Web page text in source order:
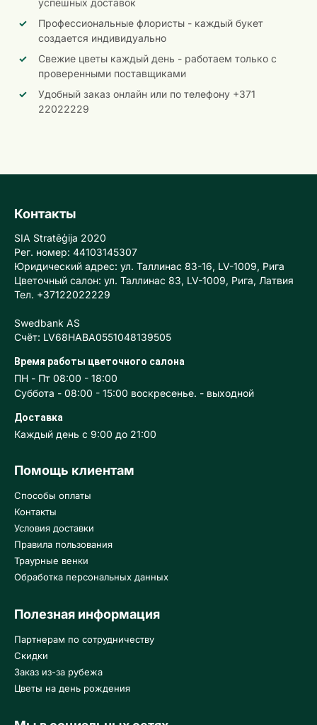
успешных доставок
Профессиональные флористы - каждый букет
создается индивидуально
Свежие цветы каждый день - работаем только с
проверенными поставщиками
Удобный заказ онлайн или по телефону +371
22022229
Контакты
SIA Stratēģija 2020
Рег. номер: 44103145307
Юридический адрес: ул. Таллинас 83-16, LV-1009, Рига
Цветочный салон: ул. Таллинас 83, LV-1009, Рига, Латвия
Тел. +37122022229
Swedbank AS
Счёт: LV68HABA0551048139505
Время работы цветочного салона
ПН - Пт 08:00 - 18:00
Суббота - 08:00 - 15:00 воскресенье. - выходной
Доставка
Каждый день с 9:00 до 21:00
Помощь клиентам
Способы оплаты
Контакты
Условия доставки
Правила пользования
Траурные венки
Обработка персональных данных
Полезная информация
Партнерам по сотрудничеству
Скидки
Заказ из-за рубежа
Цветы на день рождения